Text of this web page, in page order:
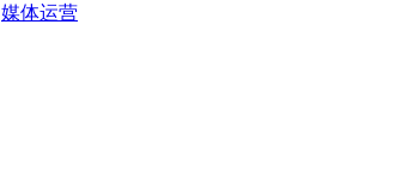
媒体运营